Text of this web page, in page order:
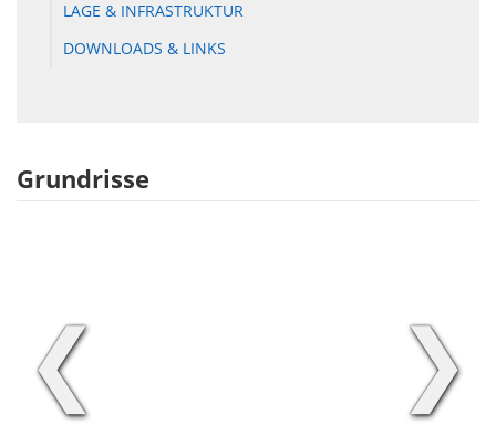
LAGE & INFRASTRUKTUR
DOWNLOADS & LINKS
Grundrisse
❮ ❯